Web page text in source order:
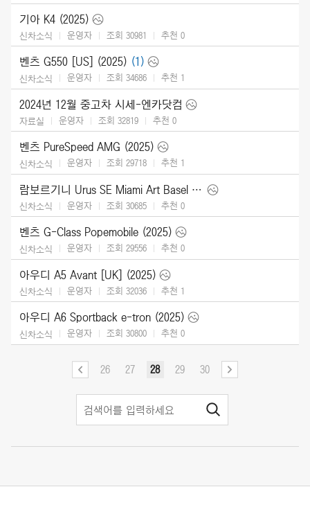
기아 K4 (2025)
신차소식 운영자 조회 30981 추천 0
벤츠 G550 [US] (2025) (1)
신차소식 운영자 조회 34686 추천 1
2024년 12월 중고차 시세-엔카닷컴
자료실 운영자 조회 32819 추천 0
벤츠 PureSpeed AMG (2025)
신차소식 운영자 조회 29718 추천 1
람보르기니 Urus SE Miami Art Basel (2024)
신차소식 운영자 조회 30685 추천 0
벤츠 G-Class Popemobile (2025)
신차소식 운영자 조회 29556 추천 0
아우디 A5 Avant [UK] (2025)
신차소식 운영자 조회 32036 추천 1
아우디 A6 Sportback e-tron (2025)
신차소식 운영자 조회 30800 추천 0
26 27 28 29 30